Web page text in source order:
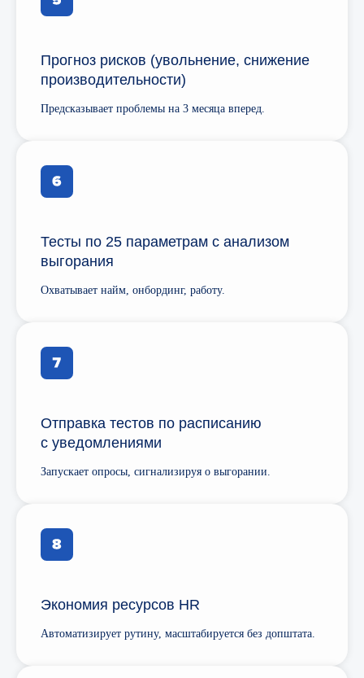
Прогноз рисков (увольнение, снижение
производительности)
Предсказывает проблемы на 3 месяца вперед.
Тесты по 25 параметрам с анализом
выгорания
Охватывает найм, онбординг, работу.
Отправка тестов по расписанию
с уведомлениями
Запускает опросы, сигнализируя о выгорании.
Экономия ресурсов HR
Автоматизирует рутину, масштабируется без допштата.